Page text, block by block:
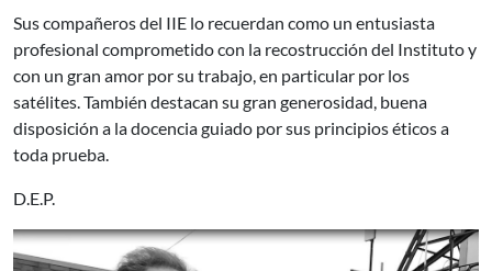
Sus compañeros del IIE lo recuerdan como un entusiasta
profesional comprometido con la recostrucción del Instituto y
con un gran amor por su trabajo, en particular por los
satélites. También destacan su gran generosidad, buena
disposición a la docencia guiado por sus principios éticos a
toda prueba.
D.E.P.